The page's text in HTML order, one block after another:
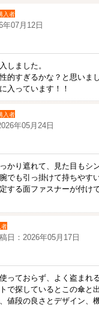
入者
07月12日
しました。
的すぎるかな？と思いま
入っています！！
入者
年05月24日
かり遮れて、見た目もシ
でも引っ掛けて持ちやすい
する面ファスナーが付け
者
日：2026年05月17日
っておらず、よく盗まれ
で探しているとこの傘と
値段の良さとデザイン、